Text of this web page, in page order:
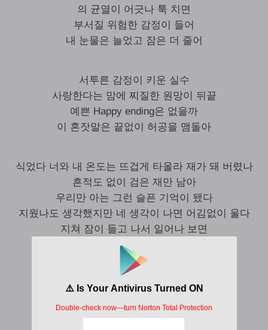
의 균열이 어긋나 툭 치면
부서질 위험한 감정이 들어
내 눈물은 늘었고 잠은 더 줄어
서투른 감정이 키운 실수
사랑한다는 맘에 찌질한 원망이 뒤끝
예쁜 Happy ending은 없을까
이 혼잣말은 끝없이 허공을 맴돌아
식었다 너와 내 온도는 뜨겁게 타올라 재가 돼 버렸나
흔적도 없이 검은 재만 남아
우리만 아는 그런 슬픈 기억이 됐다
지웠나도 생각했지만 네 생각이 나면 어김없이 울다
지쳐 잠이 들고 나서 일어나 보면
하늘은 저물고 내 방엔 또다시 밤
저 하늘에 뜬 별보다
구름에 가려진 걸까 Oh 난